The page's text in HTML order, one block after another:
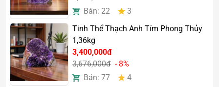
mẽ
Theo quan niệm phong thủy, thạch anh tím có khả năng
hấp thụ nguồn năng lượng tiêu cực và lan tỏa sinh khí
tích cực đến không gian xung quanh.
Nhiều người tin rằng sản phẩm giúp:
Bán: 22
3
Tinh Thể Thạch Anh Tím Phong Thủy
1,36kg
3,400,000đ
3,676,000đ - 8%
Bán: 77
4